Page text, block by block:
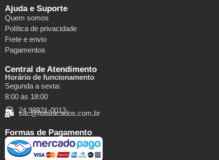
Ajuda e Suporte
Quem somos
Política de privacidade
Frete e envio
Pagamentos
Central de Atendimento
Horário de funcionamento
Segunda a sexta:
8:00 às 18:00
24 98821-0013
sac@fullatacados.com.br
Formas de Pagamento